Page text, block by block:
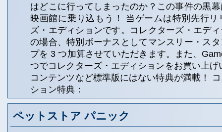
はどこに行ってしまったのか？この事件の黒
映画館に乗り込もう！ 当ゲームは特別先行
ズ・エディションです。コレクターズ・エデ
の場合、特別ボーナスとしてマンスリー・ス
プを 3 つ加算させていただきます。また、
つでコレクターズ・エディションをお買い上
コンテンツなど標準版にはない特典が満載！
ション特典：
ペットストア パニック